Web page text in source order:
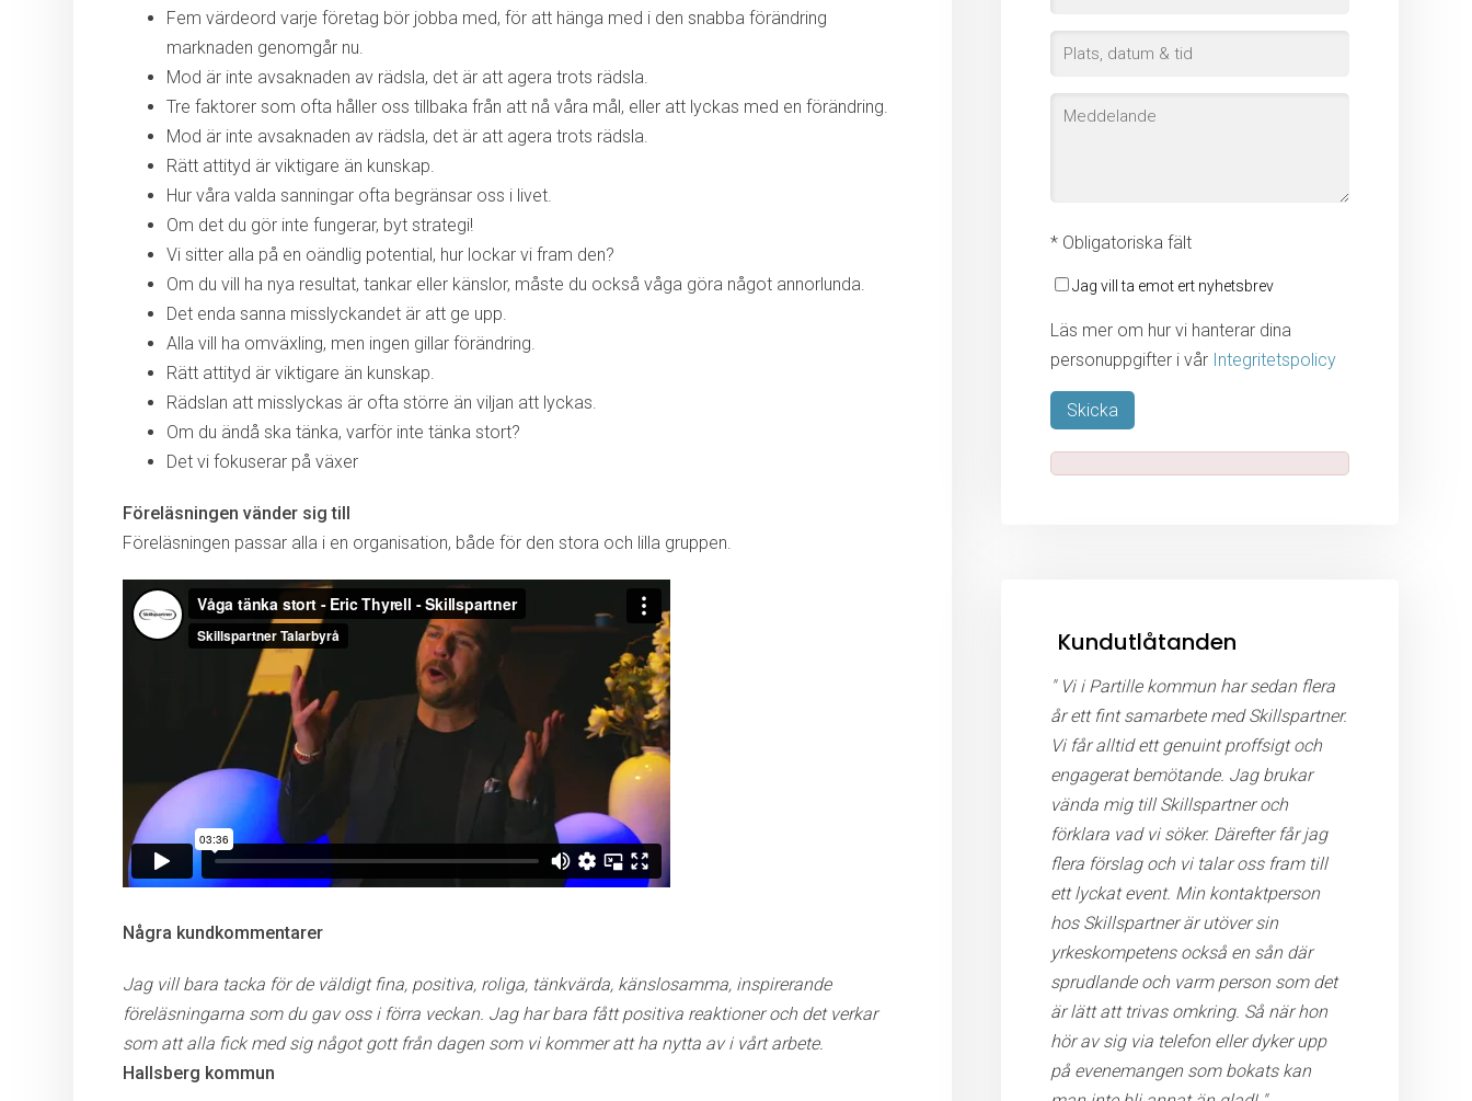
Fem värdeord varje företag bör jobba med, för att hänga med i den snabba förändring
marknaden genomgår nu.
Mod är inte avsaknaden av rädsla, det är att agera trots rädsla.
Tre faktorer som ofta håller oss tillbaka från att nå våra mål, eller att lyckas med en förändring.
Mod är inte avsaknaden av rädsla, det är att agera trots rädsla.
Rätt attityd är viktigare än kunskap.
Hur våra valda sanningar ofta begränsar oss i livet.
Om det du gör inte fungerar, byt strategi!
Vi sitter alla på en oändlig potential, hur lockar vi fram den?
Om du vill ha nya resultat, tankar eller känslor, måste du också våga göra något annorlunda.
Det enda sanna misslyckandet är att ge upp.
Alla vill ha omväxling, men ingen gillar förändring.
Rätt attityd är viktigare än kunskap.
Rädslan att misslyckas är ofta större än viljan att lyckas.
Om du ändå ska tänka, varför inte tänka stort?
Det vi fokuserar på växer
Föreläsningen vänder sig till
Föreläsningen passar alla i en organisation, både för den stora och lilla gruppen.
Några kundkommentarer
Jag vill bara tacka för de väldigt fina, positiva, roliga, tänkvärda, känslosamma, inspirerande
föreläsningarna som du gav oss i förra veckan. Jag har bara fått positiva reaktioner och det verkar
som att alla fick med sig något gott från dagen som vi kommer att ha nytta av i vårt arbete.
Hallsberg kommun
* Obligatoriska fält
Jag vill ta emot ert nyhetsbrev
Läs mer om hur vi hanterar dina
personuppgifter i vår Integritetspolicy
Lämna detta fält tomt.
Kundutlåtanden
" Vi i Partille kommun har sedan flera
år ett fint samarbete med Skillspartner.
Vi får alltid ett genuint proffsigt och
engagerat bemötande. Jag brukar
vända mig till Skillspartner och
förklara vad vi söker. Därefter får jag
flera förslag och vi talar oss fram till
ett lyckat event. Min kontaktperson
hos Skillspartner är utöver sin
yrkeskompetens också en sån där
sprudlande och varm person som det
är lätt att trivas omkring. Så när hon
hör av sig via telefon eller dyker upp
på evenemangen som bokats kan